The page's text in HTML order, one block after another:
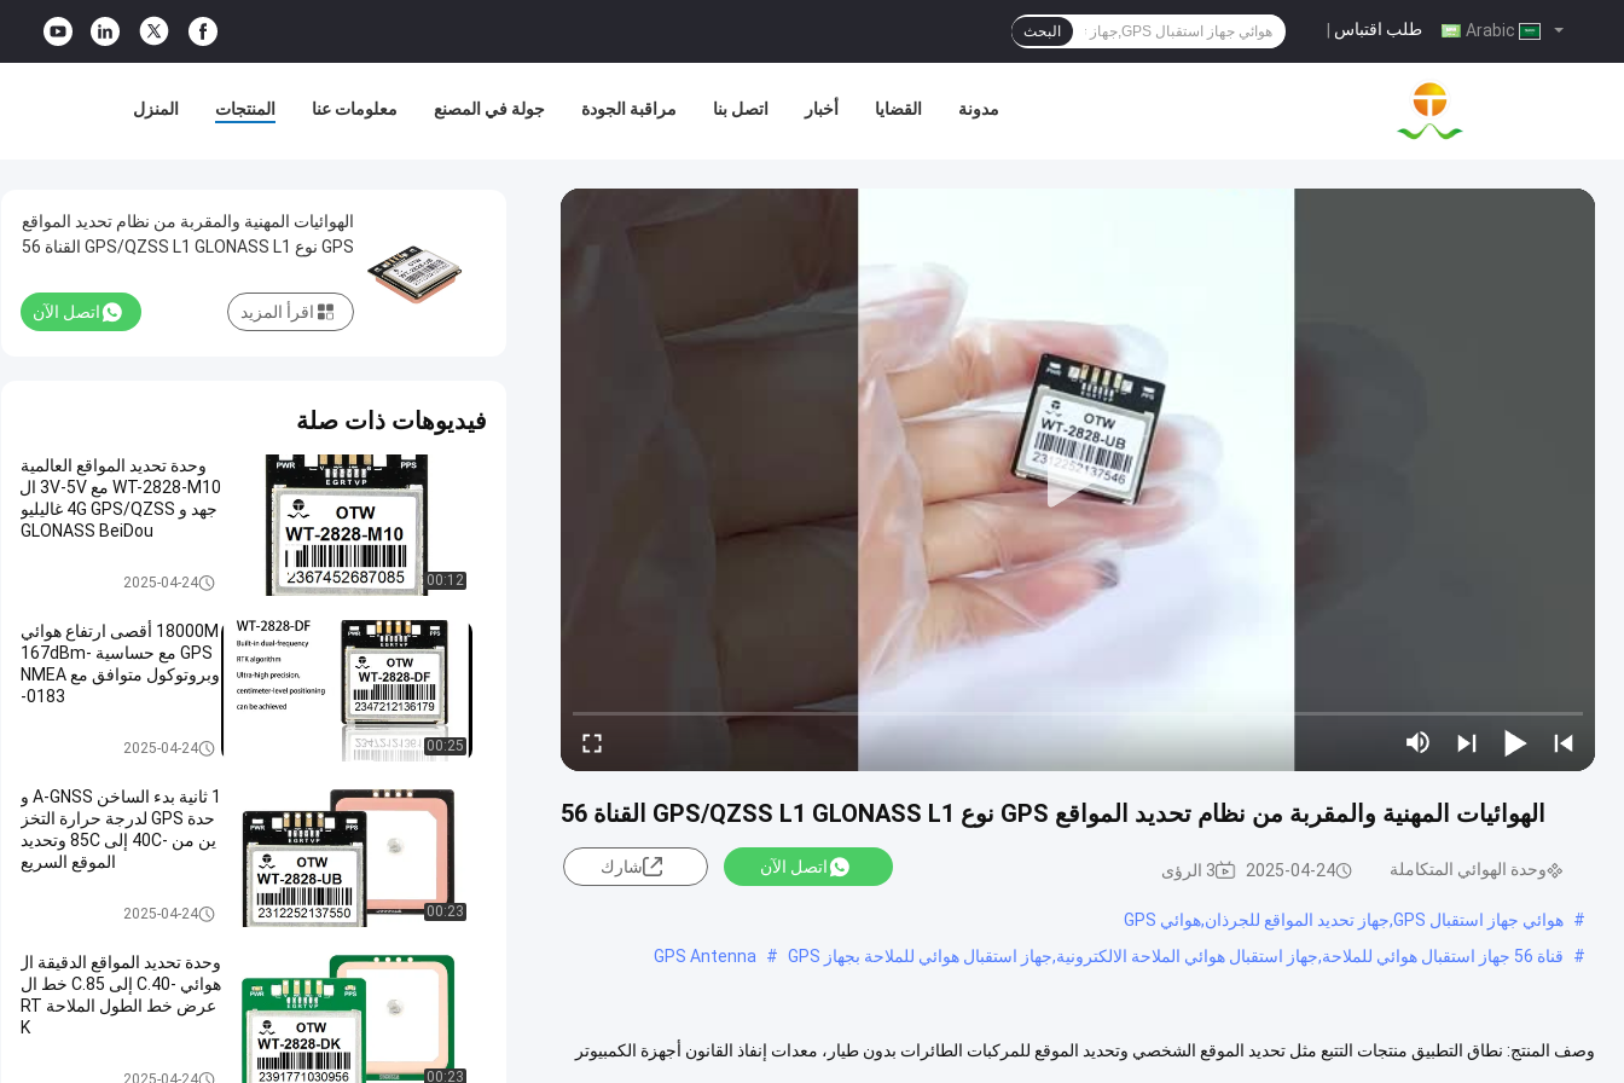
طلب اقتباس البحث
المنزل المنتجات معلومات عنا جولة في المصنع مراقبة الجودة اتصل بنا أخبار القضايا مدونة
الهوائيات المهنية والمقربة من نظام تحديد المواقع GPS نوع GPS/QZSS L1 GLONASS L1 القناة 56
وحدة الهوائي المتكاملة 2025-04-24 3 الرؤى اتصل الآن شارك
# هوائي جهاز استقبال GPS,جهاز تحديد المواقع للجرذان,هوائي GPS
#
قناة 56 جهاز استقبال هوائي للملاحة,جهاز استقبال هوائي الملاحة الالكترونية,جهاز استقبال هوائي للملاحة بجهاز GPS #
GPS Antenna
وصف المنتج: نطاق التطبيق منتجات التتبع مثل تحديد الموقع الشخصي وتحديد الموقع للمركبات الطائرات بدون طيار، معدات إنفاذ القانون أجهزة الكمبيوتر
الهوائيات المهنية والمقربة من نظام تحديد المواقع
GPS نوع GPS/QZSS L1 GLONASS L1 القناة 56
اتصل الآن اقرأ المزيد
فيديوهات ذات صلة
00:12
وحدة تحديد المواقع العالمية
WT-2828-M10 مع 3V-5V ال
جهد و 4G GPS/QZSS غاليليو
GLONASS BeiDou
وحدة الهوائي المتكاملة2025-04-24
00:25
18000M أقصى ارتفاع هوائي
GPS مع حساسية -167dBm
وبروتوكول متوافق مع NMEA
-0183
وحدة الهوائي المتكاملة2025-04-24
00:23
1 ثانية بدء الساخن A-GNSS و
حدة GPS لدرجة حرارة التخز
ين من -40C إلى 85C وتحديد
الموقع السريع
وحدة الهوائي المتكاملة2025-04-24
00:23
وحدة تحديد المواقع الدقيقة ال
هوائي -40.C إلى 85.C خط ال
عرض خط الطول الملاحة RT
K
وحدة الهوائي المتكاملة2025-04-24